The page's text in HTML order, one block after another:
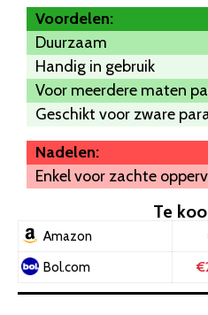
Voordelen:
Duurzaam
Handig in gebruik
Voor meerdere maten
Geschikt voor zware
Nadelen:
Enkel voor zachte
Te
Amazon
Bol.com